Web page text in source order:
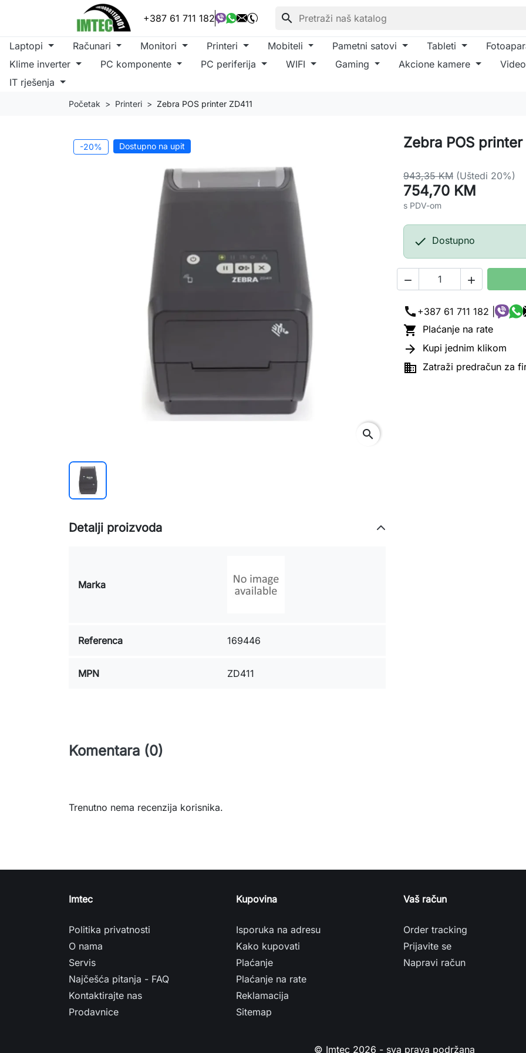
+387 61 711 182 search
Laptopi Računari Monitori Printeri Mobiteli Pametni satovi Tableti
Klime inverter
PC komponente PC periferija WIFI Gaming Akcione kamere
IT rješenja
Početak Printeri Zebra POS printer ZD411
-20% Dostupno na upit
search
Zebra POS printer
943,35 KM (Uštedi 20%)
754,70 KM
s PDV-om
 Dostupno
 
call +387 61 711 182 |
 Plaćanje na rate
 Kupi jednim klikom
 Zatraži predračun za
Detalji proizvoda
Marka
Referenca 169446
MPN ZD411
Komentara (0)
Trenutno nema recenzija korisnika.
Imtec
Politika privatnosti
O nama
Servis
Najčešća pitanja - FAQ
Kontaktirajte nas
Prodavnice
Kupovina
Isporuka na adresu
Kako kupovati
Plaćanje
Plaćanje na rate
Reklamacija
Sitemap
Vaš račun
Order tracking
Prijavite se
Napravi račun
© Imtec 2026 - sva prava podržana